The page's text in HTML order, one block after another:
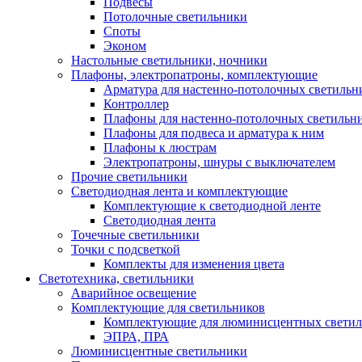
Потолочные светильники
Споты
Эконом
Настольные светильники, ночники
Плафоны, электропатроны, комплектующие
Арматура для настенно-потолочных
Контроллер
Плафоны для настенно-потолочных
Плафоны для подвеса и арматура к ним
Плафоны к люстрам
Электропатроны, шнуры с выключателем
Прочие светильники
Светодиодная лента и комплектующие
Комплектующие к светодиодной ленте
Светодиодная лента
Точечные светильники
Точки с подсветкой
Комплекты для изменения цвета
Светотехника, светильники
Аварийное освещение
Комплектующие для светильников
Комплектующие для люминисцентных
ЭПРА, ПРА
Люминисцентные светильники